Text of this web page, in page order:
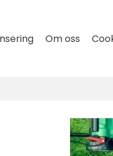
Om oss